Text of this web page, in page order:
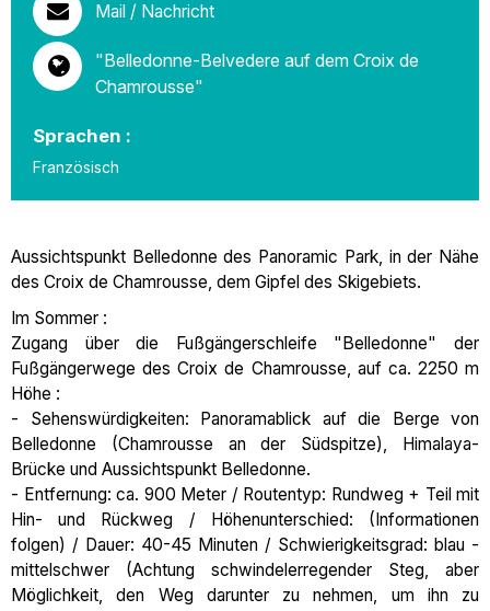
Mail / Nachricht
"Belledonne-Belvedere auf dem Croix de
Chamrousse"
Sprachen :
Französisch
Aussichtspunkt Belledonne des Panoramic Park, in der Nähe
des Croix de Chamrousse, dem Gipfel des Skigebiets.
Im Sommer :
Zugang über die Fußgängerschleife "Belledonne" der
Fußgängerwege des Croix de Chamrousse, auf ca. 2250 m
Höhe :
- Sehenswürdigkeiten: Panoramablick auf die Berge von
Belledonne (Chamrousse an der Südspitze), Himalaya-
Brücke und Aussichtspunkt Belledonne.
- Entfernung: ca. 900 Meter / Routentyp: Rundweg + Teil mit
Hin- und Rückweg / Höhenunterschied: (Informationen
folgen) / Dauer: 40-45 Minuten / Schwierigkeitsgrad: blau -
mittelschwer (Achtung schwindelerregender Steg, aber
Möglichkeit, den Weg darunter zu nehmen, um ihn zu